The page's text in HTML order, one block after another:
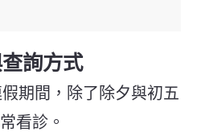
詢方式
期間，除了除夕與初五
看診。